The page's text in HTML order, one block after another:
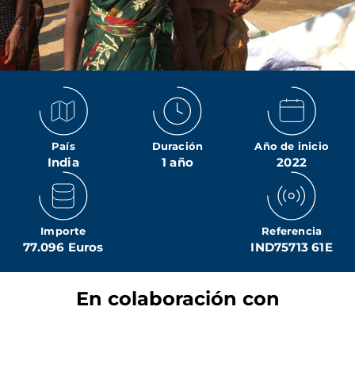
País
India
Duración
1 año
Año de inicio
2022
Importe
77.096 Euros
Referencia
IND75713 61E
En colaboración con